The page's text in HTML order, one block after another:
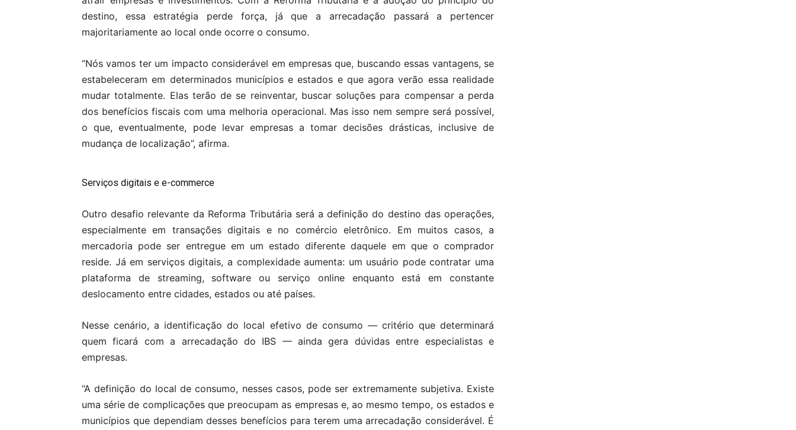
destino, essa estratégia perde força, já que a arrecadação passará a pertencer
majoritariamente ao local onde ocorre o consumo.
“Nós vamos ter um impacto considerável em empresas que, buscando essas vantagens, se
estabeleceram em determinados municípios e estados e que agora verão essa realidade
mudar totalmente. Elas terão de se reinventar, buscar soluções para compensar a perda
dos benefícios fiscais com uma melhoria operacional. Mas isso nem sempre será possível,
o que, eventualmente, pode levar empresas a tomar decisões drásticas, inclusive de
mudança de localização”, afirma.
Serviços digitais e e-commerce
Outro desafio relevante da Reforma Tributária será a definição do destino das operações,
especialmente em transações digitais e no comércio eletrônico. Em muitos casos, a
mercadoria pode ser entregue em um estado diferente daquele em que o comprador
reside. Já em serviços digitais, a complexidade aumenta: um usuário pode contratar uma
plataforma de streaming, software ou serviço online enquanto está em constante
deslocamento entre cidades, estados ou até países.
Nesse cenário, a identificação do local efetivo de consumo — critério que determinará
quem ficará com a arrecadação do IBS — ainda gera dúvidas entre especialistas e
empresas.
“A definição do local de consumo, nesses casos, pode ser extremamente subjetiva. Existe
uma série de complicações que preocupam as empresas e, ao mesmo tempo, os estados e
municípios que dependiam desses benefícios para terem uma arrecadação considerável. É